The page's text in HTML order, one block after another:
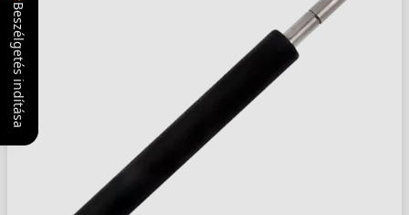
Beszélgetés indítása